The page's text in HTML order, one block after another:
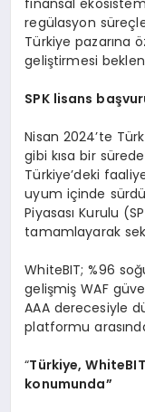
finansal
regülasyon
Türkiye pazarına
geliştirmesi
SPK lisans
Nisan 2024’te
gibi kısa bir
Türkiye’deki
uyum içinde
Piyasası Kurulu
tamamlayarak
WhiteBIT; %96
gelişmiş WAF
AAA derecesiyle
platformu
“Türkiye,
konumunda”